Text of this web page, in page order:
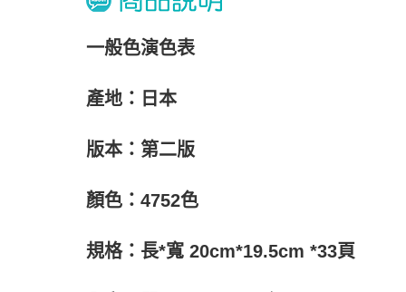
一般色演色表
產地：日本
版本：第二版
顏色：4752色
規格：長*寬 20cm*19.5cm *33頁